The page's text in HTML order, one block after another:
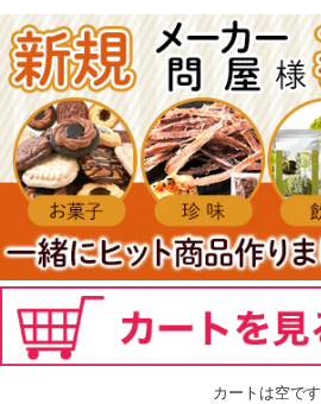
カートは空です